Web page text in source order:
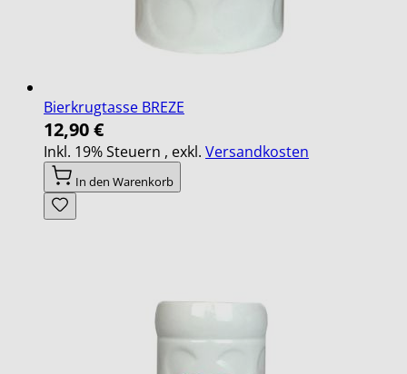
Bierkrugtasse BREZE
12,90 €
Inkl. 19% Steuern , exkl. Versandkosten
In den Warenkorb